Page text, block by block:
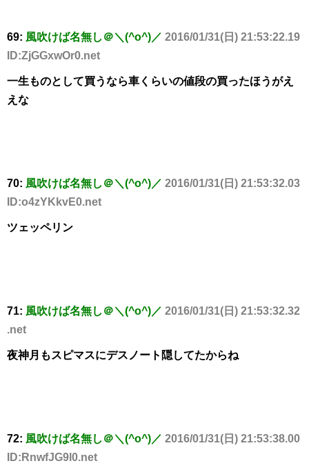
69: 風吹けば名無し＠＼(^o^)／ 2016/01/31(日) 21:53:22.19
ID:ZjGGxwOr0.net
一生ものとして買うなら車くらいの値段の買ったほうがえ
えな
70: 風吹けば名無し＠＼(^o^)／ 2016/01/31(日) 21:53:32.03
ID:o4zYKkvE0.net
ツェッペリン
71: 風吹けば名無し＠＼(^o^)／ 2016/01/31(日) 21:53:32.32
.net
夜神月もスピマスにデスノート隠してたからね
72: 風吹けば名無し＠＼(^o^)／ 2016/01/31(日) 21:53:38.00
ID:RnwfJG9l0.net